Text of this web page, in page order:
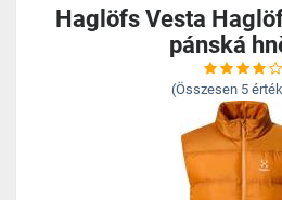
Haglöfs Vesta
pánská
(Összesen 5